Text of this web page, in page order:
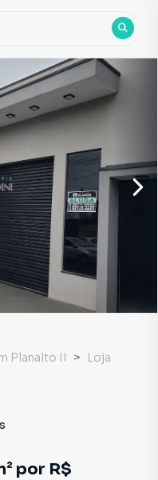
Planalto II
Loja
por R$